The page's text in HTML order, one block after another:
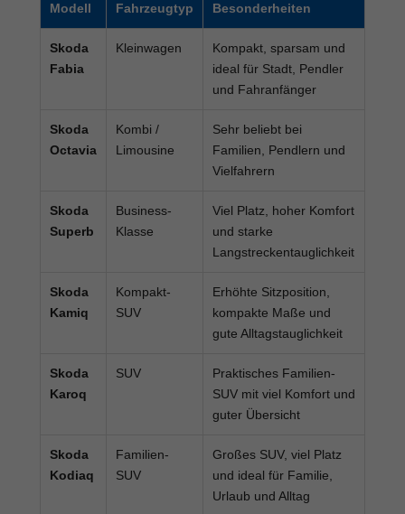
Modell Fahrzeugtyp Besonderheiten
Skoda
Fabia
Kleinwagen
Kompakt, sparsam und
ideal für Stadt, Pendler
und Fahranfänger
Skoda
Octavia
Kombi /
Limousine
Sehr beliebt bei
Familien, Pendlern und
Vielfahrern
Skoda
Superb
Business-
Klasse
Viel Platz, hoher Komfort
und starke
Langstreckentauglichkeit
Skoda
Kamiq
Kompakt-
SUV
Erhöhte Sitzposition,
kompakte Maße und
gute Alltagstauglichkeit
Skoda
Karoq
SUV
Praktisches Familien-
SUV mit viel Komfort und
guter Übersicht
Skoda
Kodiaq
Familien-
SUV
Großes SUV, viel Platz
und ideal für Familie,
Urlaub und Alltag